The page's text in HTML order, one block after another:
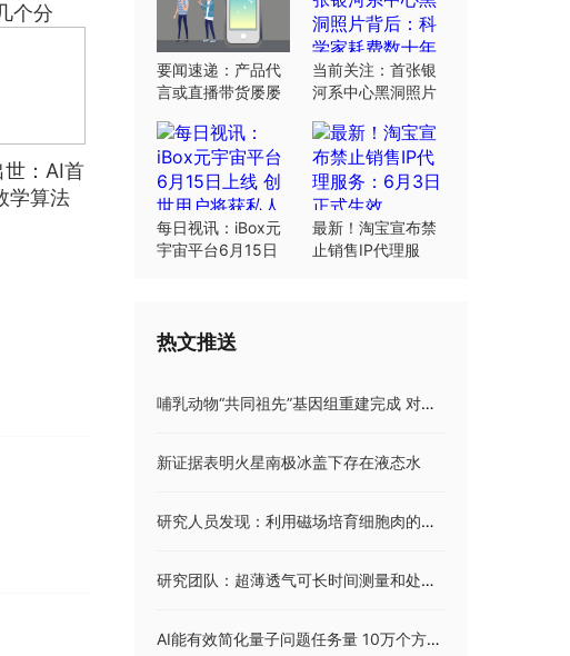
个分
世：AI首
学算法
要闻速递：产品代
言或直播带货屡屡
弦明星要绷紧
当前关注：首张银
河系中心黑洞照片
数十年研究
每日视讯：iBox元
宇宙平台6月15日
最新！淘宝宣布禁
止销售IP代理服
热文推送
哺乳动物“共同祖先”基因组重建完成 对理解进化和保护工作都具重要意义
新证据表明火星南极冰盖下存在液态水
研究人员发现：利用磁场培育细胞肉的新方法 减少对动物产品的依赖
研究团队：超薄透气可长时间测量和处理生物信号 首款网格结构纳米电子皮肤面世
AI能有效简化量子问题任务量 10万个方程减为4个